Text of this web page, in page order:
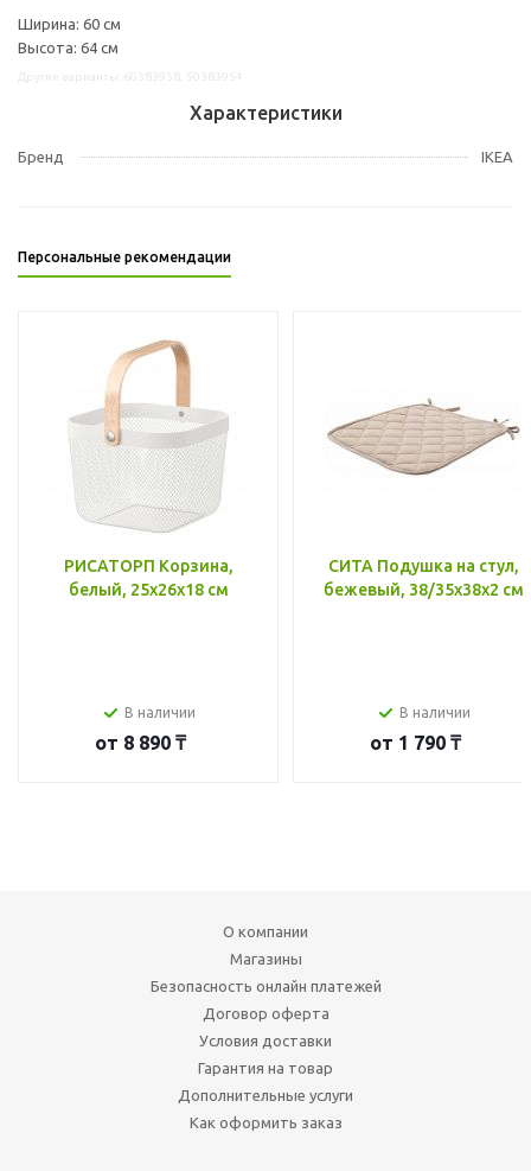
Ширина: 60 см
Высота: 64 см
Характеристики
Бренд IKEA
Персональные рекомендации
РИСАТОРП Корзина,
белый, 25x26x18 см
В наличии
от 8 890 ₸
СИТА Подушка на стул,
бежевый, 38/35x38x2 см
В наличии
от 1 790 ₸
О компании
Магазины
Безопасность онлайн платежей
Договор оферта
Условия доставки
Гарантия на товар
Дополнительные услуги
Как оформить заказ